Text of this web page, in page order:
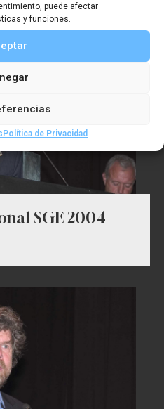
puede afectar
y funciones.
Política de Privacidad
SGE 2004 –